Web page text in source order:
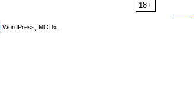
18+
WordPress, MODx.